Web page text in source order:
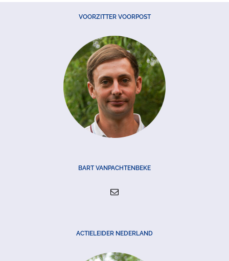
VOORZITTER VOORPOST
BART VANPACHTENBEKE
ACTIELEIDER NEDERLAND